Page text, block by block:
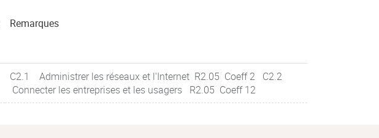
Remarques
C2.1 Administrer les réseaux et l'Internet R2.05 Coeff 2 C2.2
Connecter les entreprises et les usagers R2.05 Coeff 12